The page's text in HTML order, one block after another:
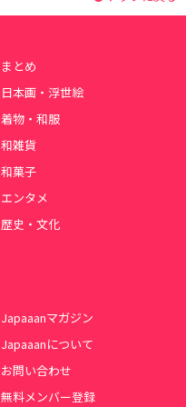
まとめ
日本画・浮世絵
着物・和服
和雑貨
和菓子
エンタメ
歴史・文化
Japaaanマガジン
Japaaanについて
お問い合わせ
無料メンバー登録